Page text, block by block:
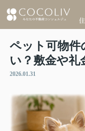
ペット可物件
い？敷金や
2026.01.31